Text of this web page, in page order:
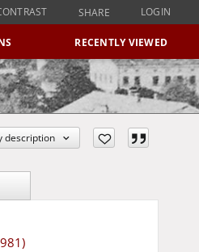
SHARE LOGIN
RECENTLY VIEWED
description